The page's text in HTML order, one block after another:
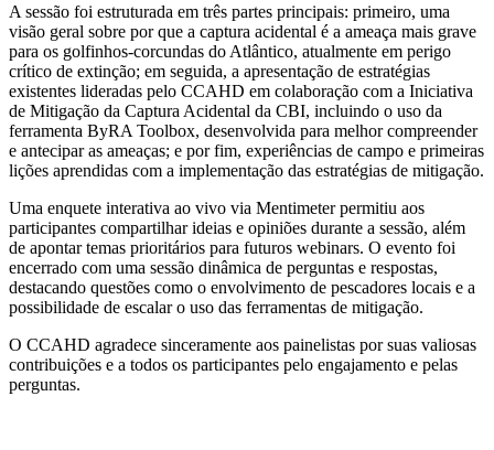
A sessão foi estruturada em três partes principais: primeiro, uma
visão geral sobre por que a captura acidental é a ameaça mais grave
para os golfinhos-corcundas do Atlântico, atualmente em perigo
crítico de extinção; em seguida, a apresentação de estratégias
existentes lideradas pelo CCAHD em colaboração com a Iniciativa
de Mitigação da Captura Acidental da CBI, incluindo o uso da
ferramenta ByRA Toolbox, desenvolvida para melhor compreender
e antecipar as ameaças; e por fim, experiências de campo e primeiras
lições aprendidas com a implementação das estratégias de mitigação.
Uma enquete interativa ao vivo via Mentimeter permitiu aos
participantes compartilhar ideias e opiniões durante a sessão, além
de apontar temas prioritários para futuros webinars. O evento foi
encerrado com uma sessão dinâmica de perguntas e respostas,
destacando questões como o envolvimento de pescadores locais e a
possibilidade de escalar o uso das ferramentas de mitigação.
O CCAHD agradece sinceramente aos painelistas por suas valiosas
contribuições e a todos os participantes pelo engajamento e pelas
perguntas.